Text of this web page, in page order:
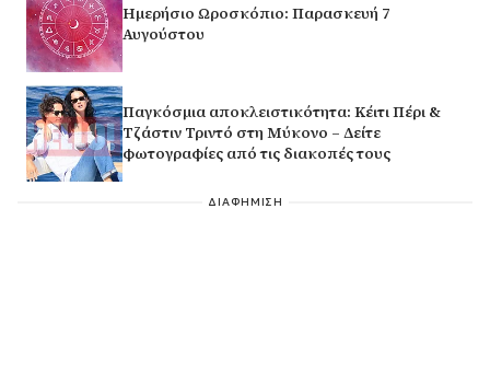
Ημερήσιο Ωροσκόπιο: Παρασκευή 7
Αυγούστου
Παγκόσμια αποκλειστικότητα: Κέιτι Πέρι &
Τζάστιν Τριντό στη Μύκονο – Δείτε
φωτογραφίες από τις διακοπές τους
ΔΙΑΦΗΜΙΣΗ